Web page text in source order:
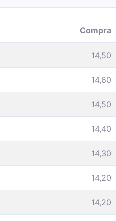
Compra
14,50
14,60
14,50
14,40
14,30
14,20
14,20